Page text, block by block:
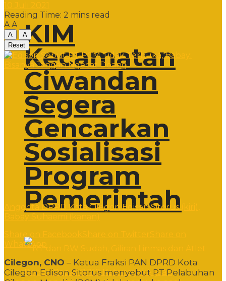
KIM
Kecamatan
Ciwandan
Segera
Gencarkan
Sosialisasi
Program
Pemerintah
Reading Time: 2 mins read
A A
A
A
Reset
Anggota DPRD Kota Cilegon Edison Sitorus (kiri),
Share on Facebook
WhatsApp
Cilegon, CNO – Ketua Fraksi PAN DPRD Kota
Cilegon Edison Sitorus menyebut PT Pelabuhan